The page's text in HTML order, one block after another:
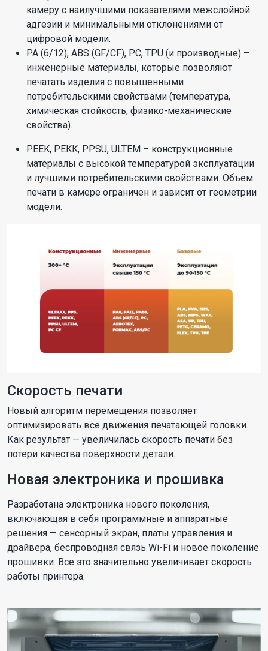
камеру с наилучшими показателями межслойной
адгезии и минимальными отклонениями от
цифровой модели.
PA (6/12), ABS (GF/CF), PC, TPU (и производные) –
инженерные материалы, которые позволяют
печатать изделия с повышенными
потребительскими свойствами (температура,
химическая стойкость, физико-механические
свойства).
PEEK, PEKK, PPSU, ULTEM – конструкционные
материалы с высокой температурой эксплуатации
и лучшими потребительскими свойствами. Объем
печати в камере ограничен и зависит от геометрии
модели.
Скорость печати
Новый алгоритм перемещения позволяет
оптимизировать все движения печатающей головки.
Как результат — увеличилась скорость печати без
потери качества поверхности детали.
Новая электроника и прошивка
Разработана электроника нового поколения,
включающая в себя программные и аппаратные
решения — сенсорный экран, платы управления и
драйвера, беспроводная связь Wi-Fi и новое поколение
прошивки. Все это значительно увеличивает скорость
работы принтера.